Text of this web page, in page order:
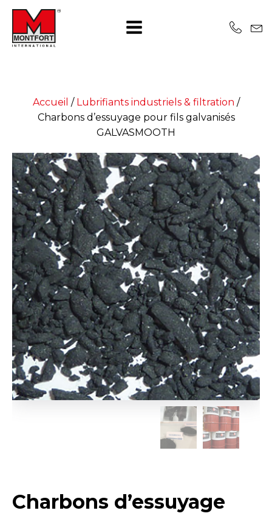
Accueil / Lubrifiants industriels & filtration /
Charbons d’essuyage pour fils galvanisés
GALVASMOOTH
Charbons d’essuyage